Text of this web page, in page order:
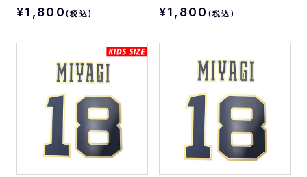
¥1,800 (税込) ¥1,800 (税込)